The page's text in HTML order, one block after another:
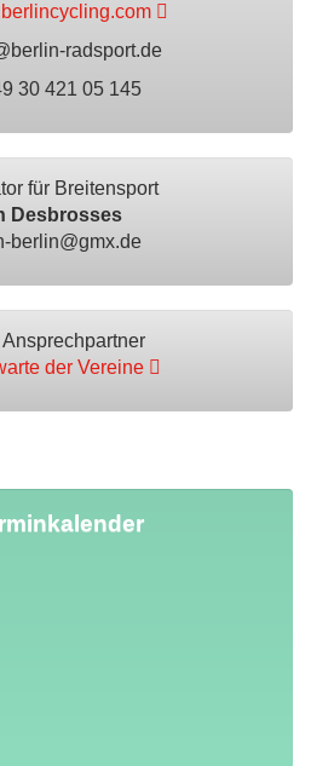
radsport.de
30 421 05 145
für Breitensport
Desbrosses
berlin@gmx.de
der Vereine